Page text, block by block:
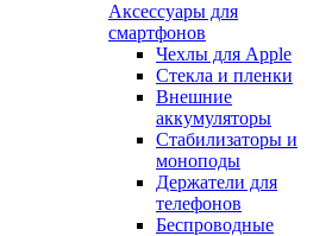
Аксессуары для
смартфонов
Чехлы для Apple
Стекла и пленки
Внешние
аккумуляторы
Стабилизаторы и
моноподы
Держатели для
телефонов
Беспроводные